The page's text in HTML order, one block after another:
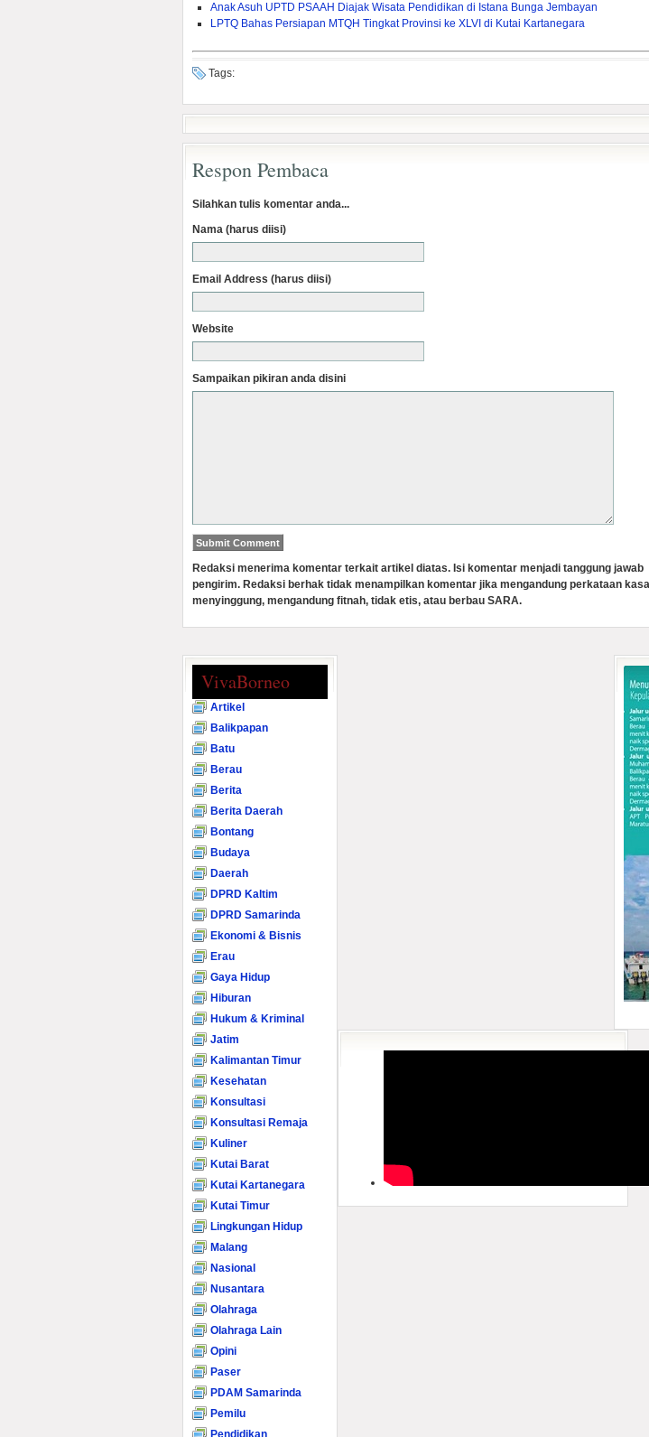
Anak Asuh UPTD PSAAH Diajak Wisata Pendidikan di Istana Bunga Jembayan
LPTQ Bahas Persiapan MTQH Tingkat Provinsi ke XLVI di Kutai Kartanegara
Tags:
Respon Pembaca
Silahkan tulis komentar anda...
Nama (harus diisi)
Email Address (harus diisi)
Website
Sampaikan pikiran anda disini
Redaksi menerima komentar terkait artikel diatas. Isi komentar menjadi tanggung jawab
pengirim. Redaksi berhak tidak menampilkan komentar jika mengandung perkataan
menyinggung, mengandung fitnah, tidak etis, atau berbau SARA.
VivaBorneo
Artikel
Balikpapan
Batu
Berau
Berita
Berita Daerah
Bontang
Budaya
Daerah
DPRD Kaltim
DPRD Samarinda
Ekonomi & Bisnis
Erau
Gaya Hidup
Hiburan
Hukum & Kriminal
Jatim
Kalimantan Timur
Kesehatan
Konsultasi
Konsultasi Remaja
Kuliner
Kutai Barat
Kutai Kartanegara
Kutai Timur
Lingkungan Hidup
Malang
Nasional
Nusantara
Olahraga
Olahraga Lain
Opini
Paser
PDAM Samarinda
Pemilu
Pendidikan